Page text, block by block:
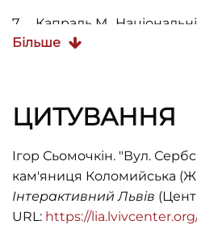
Капраль М.,
XVIII ст. (соціально-
архитектуры
Більше
ЦИТУВАННЯ
Ігор Сьомочкін. "Вул.
кам'яниця Коломийська
Інтерактивний Львів
URL: https://